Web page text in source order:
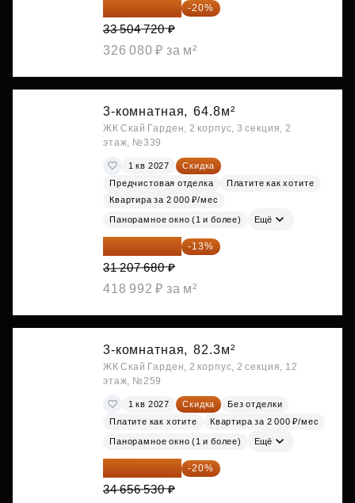
26 803 776 ₽ -20%
33 504 720 ₽
326 080 ₽ за м²
3-комнатная, 64.8м²
ЖК Скай Гарден, 2 корпус, 3 секция, 2
этаж, №339
1 кв 2027
Скидка
Предчистовая отделка
Платите как хотите
Квартира за 2 000 ₽/мес
Панорамное окно (1 и более) Ещё
27 150 682 ₽ -13%
31 207 680 ₽
418 992 ₽ за м²
3-комнатная, 82.3м²
ЖК Скай Гарден, 2 корпус, 2 секция, 12
этаж, №259
1 кв 2027 Скидка
Без отделки
Платите как хотите
Квартира за 2 000 ₽/мес
Панорамное окно (1 и более) Ещё
27 725 224 ₽ -20%
34 656 530 ₽